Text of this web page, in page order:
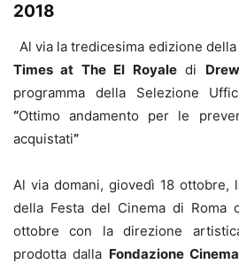
2018
Al via la tredicesima edizione della
Times at The El Royaledi
programma della Selezione
“Ottimo andamento per le
acquistati”
Al via domani, giovedì 18 ottobre,
della Festa del Cinema di
ottobre con la direzione
prodotta dalla Fondazione